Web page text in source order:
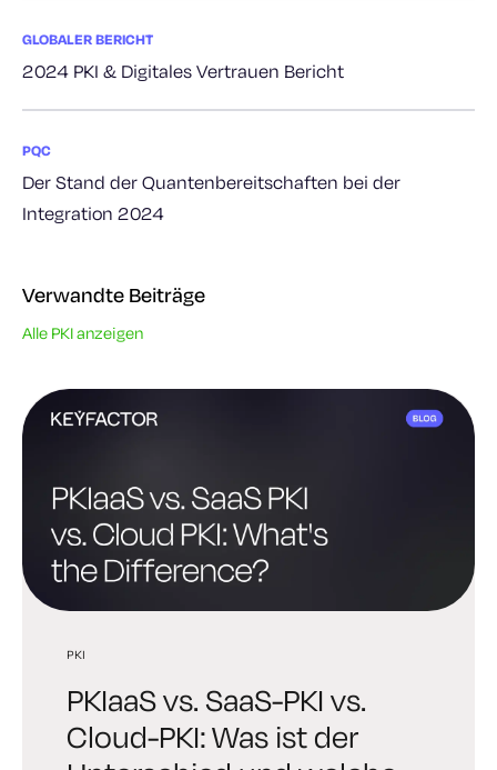
GLOBALER BERICHT
2024 PKI & Digitales Vertrauen Bericht
PQC
Der Stand der Quantenbereitschaften bei der
Integration 2024
Verwandte Beiträge
Alle PKI anzeigen
PKI
PKIaaS vs. SaaS-PKI vs.
Cloud-PKI: Was ist der
PKI
Die besten PKI-Lösungen:
So wählen Sie die richtige
PQC
Post-Quantum-PKI: Ein
praktischer Leitfaden zur